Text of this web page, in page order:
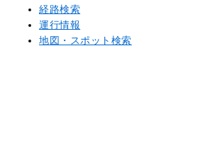
経路検索
運行情報
地図・スポット検索